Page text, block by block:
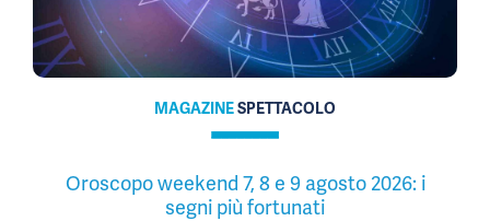
MAGAZINESPETTACOLO
Oroscopo weekend 7, 8 e 9 agosto 2026: i
segni più fortunati